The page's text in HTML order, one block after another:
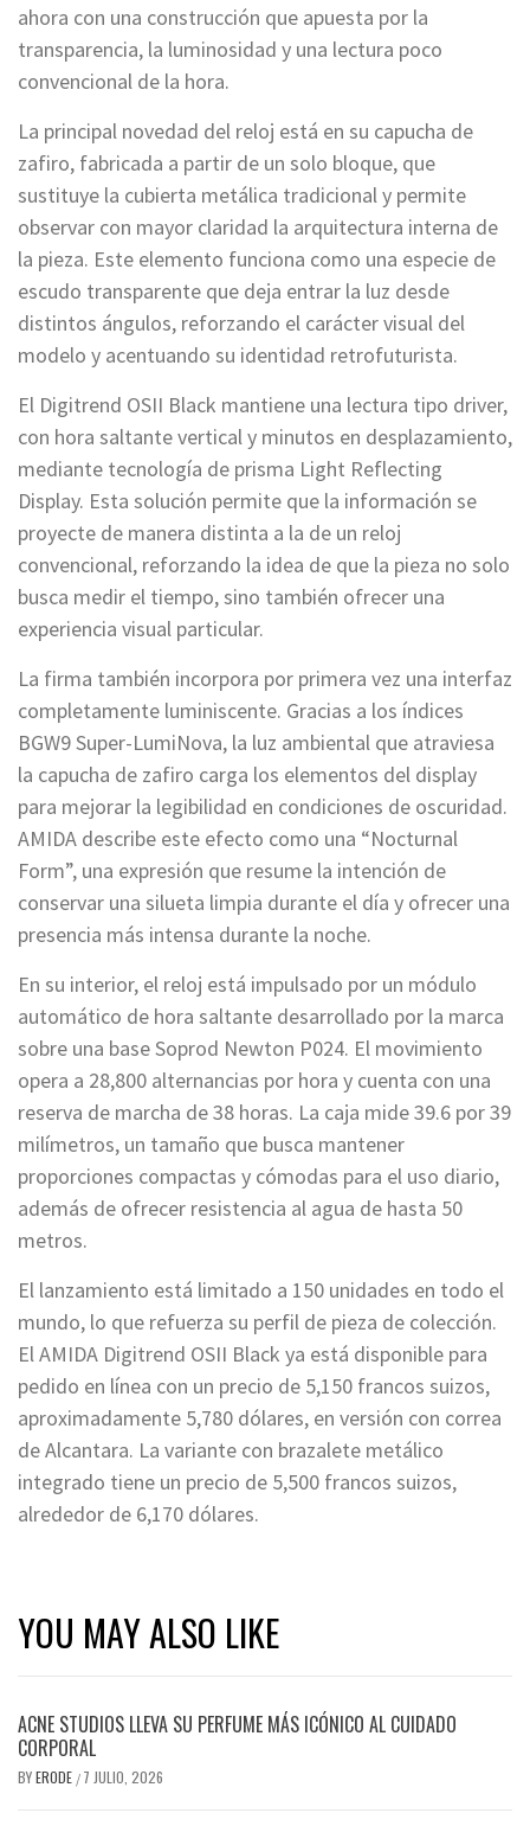
ahora con una construcción que apuesta por la
transparencia, la luminosidad y una lectura poco
convencional de la hora.
La principal novedad del reloj está en su capucha de
zafiro, fabricada a partir de un solo bloque, que
sustituye la cubierta metálica tradicional y permite
observar con mayor claridad la arquitectura interna de
la pieza. Este elemento funciona como una especie de
escudo transparente que deja entrar la luz desde
distintos ángulos, reforzando el carácter visual del
modelo y acentuando su identidad retrofuturista.
El Digitrend OSII Black mantiene una lectura tipo driver,
con hora saltante vertical y minutos en desplazamiento,
mediante tecnología de prisma Light Reflecting
Display. Esta solución permite que la información se
proyecte de manera distinta a la de un reloj
convencional, reforzando la idea de que la pieza no solo
busca medir el tiempo, sino también ofrecer una
experiencia visual particular.
La firma también incorpora por primera vez una interfaz
completamente luminiscente. Gracias a los índices
BGW9 Super-LumiNova, la luz ambiental que atraviesa
la capucha de zafiro carga los elementos del display
para mejorar la legibilidad en condiciones de oscuridad.
AMIDA describe este efecto como una “Nocturnal
Form”, una expresión que resume la intención de
conservar una silueta limpia durante el día y ofrecer una
presencia más intensa durante la noche.
En su interior, el reloj está impulsado por un módulo
automático de hora saltante desarrollado por la marca
sobre una base Soprod Newton P024. El movimiento
opera a 28,800 alternancias por hora y cuenta con una
reserva de marcha de 38 horas. La caja mide 39.6 por 39
milímetros, un tamaño que busca mantener
proporciones compactas y cómodas para el uso diario,
además de ofrecer resistencia al agua de hasta 50
metros.
El lanzamiento está limitado a 150 unidades en todo el
mundo, lo que refuerza su perfil de pieza de colección.
El AMIDA Digitrend OSII Black ya está disponible para
pedido en línea con un precio de 5,150 francos suizos,
aproximadamente 5,780 dólares, en versión con correa
de Alcantara. La variante con brazalete metálico
integrado tiene un precio de 5,500 francos suizos,
alrededor de 6,170 dólares.
YOU MAY ALSO LIKE
ACNE STUDIOS LLEVA SU PERFUME MÁS ICÓNICO AL CUIDADO
CORPORAL
BYERODE / 7 JULIO, 2026